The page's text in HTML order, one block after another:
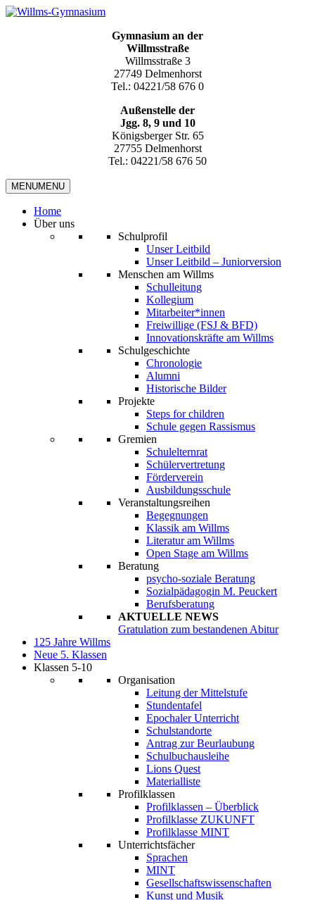
Gymnasium an der
Willmsstraße
Willmsstraße 3
27749 Delmenhorst
Tel.: 04221/58 676 0
Außenstelle der
Jgg. 8, 9 und 10
Königsberger Str. 65
27755 Delmenhorst
Tel.: 04221/58 676 50
MENUMENU
Home
Über uns
Schulprofil
Unser Leitbild
Unser Leitbild – Juniorversion
Menschen am Willms
Schulleitung
Kollegium
Mitarbeiter*innen
Freiwillige (FSJ & BFD)
Innovationskräfte am Willms
Schulgeschichte
Chronologie
Alumni
Historische Bilder
Projekte
Steps for children
Schule gegen Rassismus
Gremien
Schulelternrat
Schülervertretung
Förderverein
Ausbildungsschule
Veranstaltungsreihen
Begegnungen
Klassik am Willms
Literatur am Willms
Open Stage am Willms
Beratung
psycho-soziale Beratung
Sozialpädagogin M. Peuckert
Berufsberatung
AKTUELLE NEWS
Gratulation zum bestandenen Abitur
125 Jahre Willms
Neue 5. Klassen
Klassen 5-10
Organisation
Leitung der Mittelstufe
Stundentafel
Epochaler Unterricht
Schulstandorte
Antrag zur Beurlaubung
Schulbuchausleihe
Lions Quest
Materialliste
Profilklassen
Profilklassen – Überblick
Profilklasse ZUKUNFT
Profilklasse MINT
Unterrichtsfächer
Sprachen
MINT
Gesellschaftswissenschaften
Kunst und Musik